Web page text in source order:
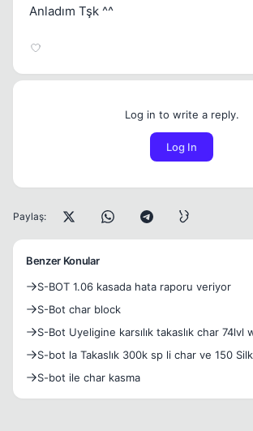
Anladım Tşk ^^
Log in to write a reply.
Log In
Paylaş:
Benzer Konular
S-BOT 1.06 kasada hata raporu veriyor
S-Bot char block
S-Bot Uyeligine karsılık takaslık char 74lvl
S-bot la Takaslık 300k sp li char ve 150
S-bot ile char kasma